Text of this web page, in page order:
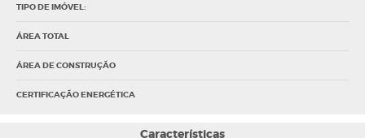
TIPO DE IMÓVEL:
ÁREA TOTAL
ÁREA DE CONSTRUÇÃO
CERTIFICAÇÃO ENERGÉTICA
Características